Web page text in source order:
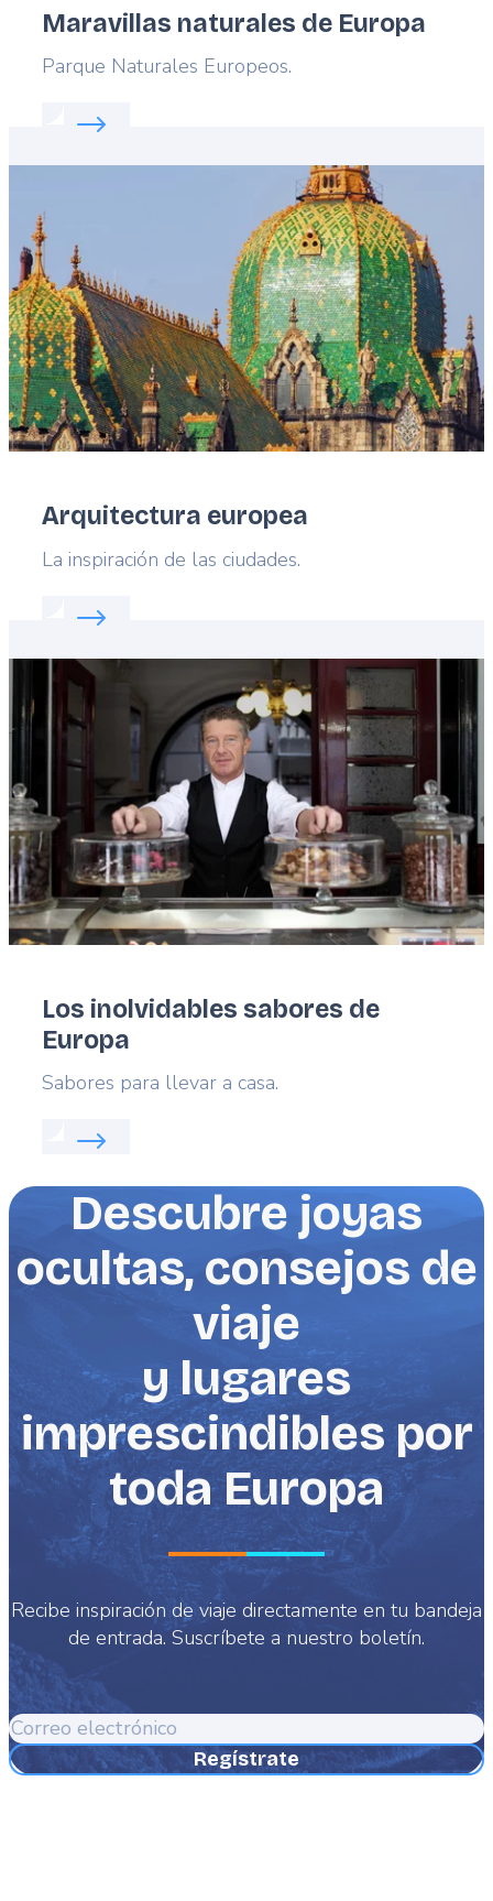
Maravillas naturales de Europa
Lead
Parque Naturales Europeos.
Read more about:
image
Arquitectura europea
Lead
La inspiración de las ciudades.
Read more about:
Featured
image
Los inolvidables sabores de
Europa
Lead
Sabores para llevar a casa.
Read more about:
Descubre joyas
ocultas, consejos de
viaje
y lugares
imprescindibles por
toda Europa
Recibe inspiración de viaje directamente en tu bandeja
de entrada. Suscríbete a nuestro boletín.
Correo
electrónico